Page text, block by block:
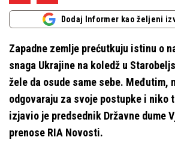
Dodaj Informer kao željeni
Zapadne zemlje prećutkuju istinu o
snaga Ukrajine na koledž u
žele da osude same sebe. Međutim,
odgovaraju za svoje postupke i niko
izjavio je predsednik Državne dume
prenose RIA Novosti.